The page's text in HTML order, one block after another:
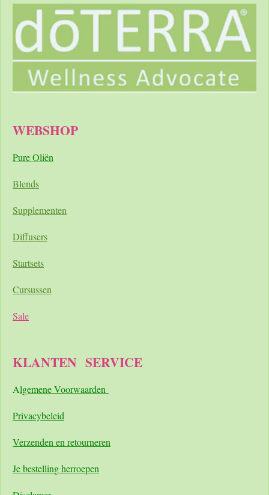
WEBSHOP
Pure Oliën
Blends
Supplementen
Diffusers
Startsets
Cursussen
Sale
KLANTEN SERVICE
Algemene Voorwaarden
Privacybeleid
Verzenden en retourneren
Je bestelling herroepen